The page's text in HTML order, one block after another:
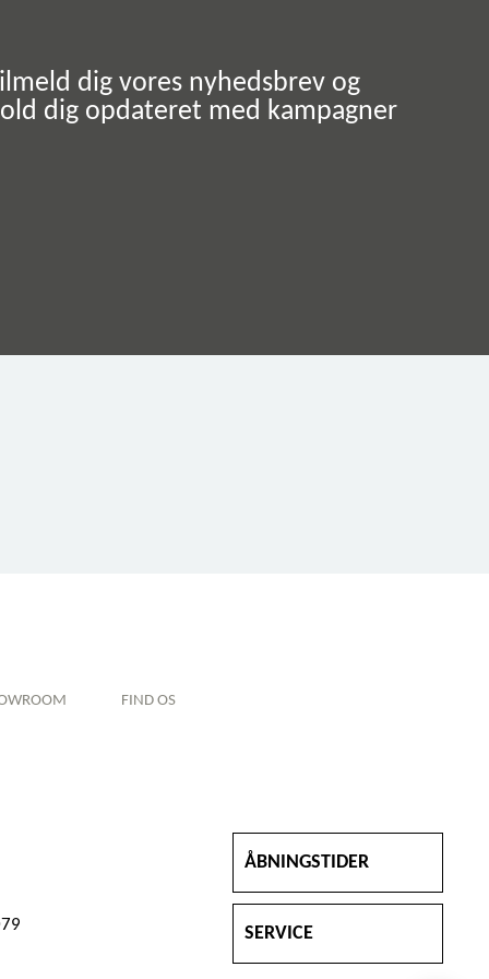
dig vores nyhedsbrev og
dig opdateret med kampagner
FIND OS
ÅBNINGSTIDER
SERVICE